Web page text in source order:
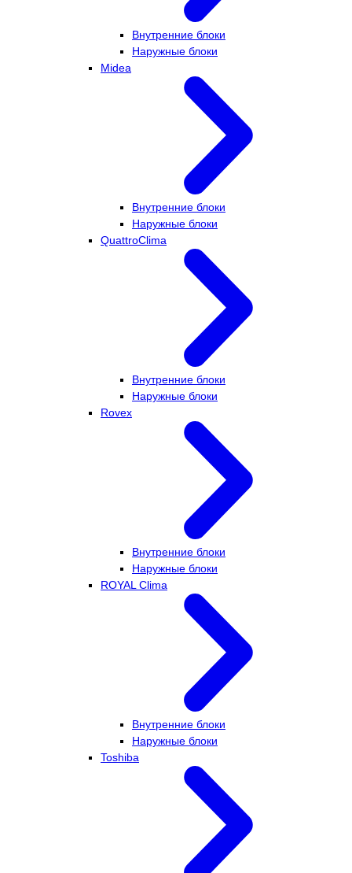
Внутренние блоки
Наружные блоки
Midea
Внутренние блоки
Наружные блоки
QuattroClima
Внутренние блоки
Наружные блоки
Rovex
Внутренние блоки
Наружные блоки
ROYAL Clima
Внутренние блоки
Наружные блоки
Toshiba